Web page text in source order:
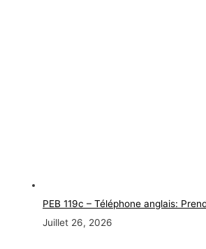
PEB 119c – Téléphone anglais:
Juillet 26, 2026